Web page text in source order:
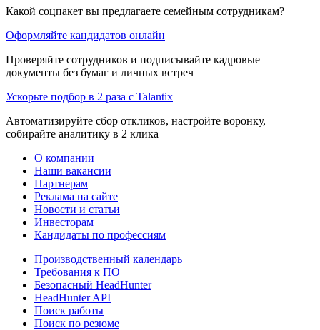
Какой соцпакет вы предлагаете семейным сотрудникам?
Оформляйте кандидатов онлайн
Проверяйте сотрудников и подписывайте кадровые
документы без бумаг и личных встреч
Ускорьте подбор в 2 раза с Talantix
Автоматизируйте сбор откликов, настройте воронку,
собирайте аналитику в 2 клика
О компании
Наши вакансии
Партнерам
Реклама на сайте
Новости и статьи
Инвесторам
Кандидаты по профессиям
Производственный календарь
Требования к ПО
Безопасный HeadHunter
HeadHunter API
Поиск работы
Поиск по резюме